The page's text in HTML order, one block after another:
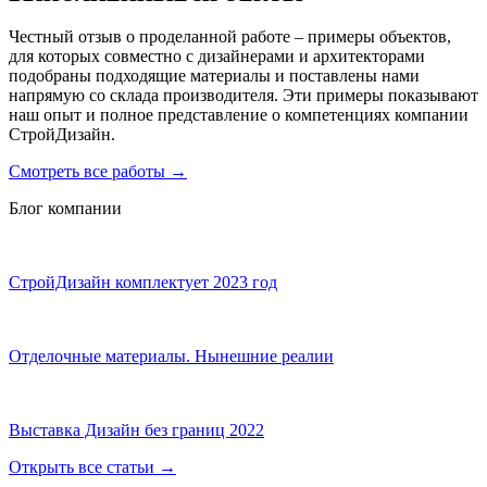
Честный отзыв о проделанной работе – примеры объектов,
для которых совместно с дизайнерами и архитекторами
подобраны подходящие материалы и поставлены нами
напрямую со склада производителя. Эти примеры показывают
наш опыт и полное представление о компетенциях компании
СтройДизайн.
Смотреть все работы →
Блог компании
СтройДизайн комплектует 2023 год
Отделочные материалы. Нынешние реалии
Выставка Дизайн без границ 2022
Открыть все статьи →